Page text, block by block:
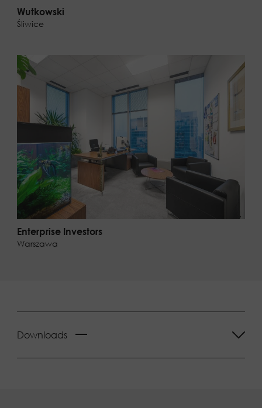
Wutkowski
Śliwice
Enterprise Investors
Warszawa
Downloads